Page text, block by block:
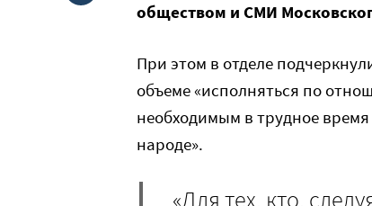
обществом и СМИ
При этом в отделе
объеме «исполняться по
необходимым в трудное
народе».
«Для тех, кто,